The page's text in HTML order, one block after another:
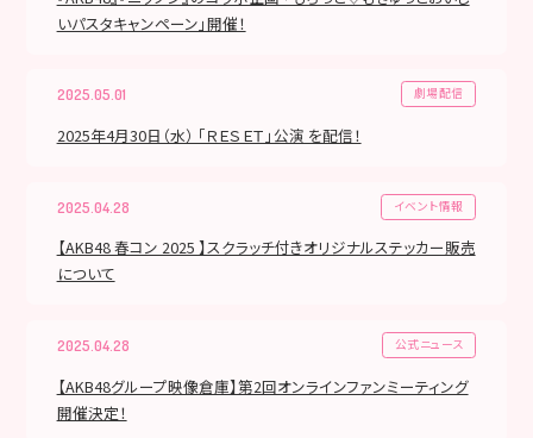
いパスタキャンペーン」開催！
2025.05.01 劇場配信
2025年4月30日（水） 「ＲＥＳＥＴ」公演 を配信！
2025.04.28 イベント情報
【AKB48 春コン 2025 】スクラッチ付きオリジナルステッカー販売
について
2025.04.28 公式ニュース
【AKB48グループ映像倉庫】第2回オンラインファンミーティング
開催決定！